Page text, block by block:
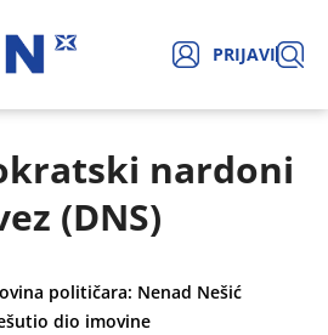
PRIJAVI
nardoni
(DNS)
političara: Nenad Nešić
dio imovine